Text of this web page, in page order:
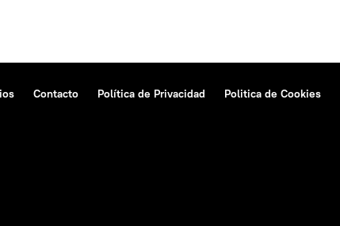
Contacto Política de Privacidad Politica de Cookies